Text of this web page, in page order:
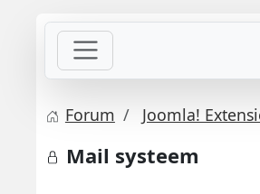
Forum Joomla!
Mail systeem